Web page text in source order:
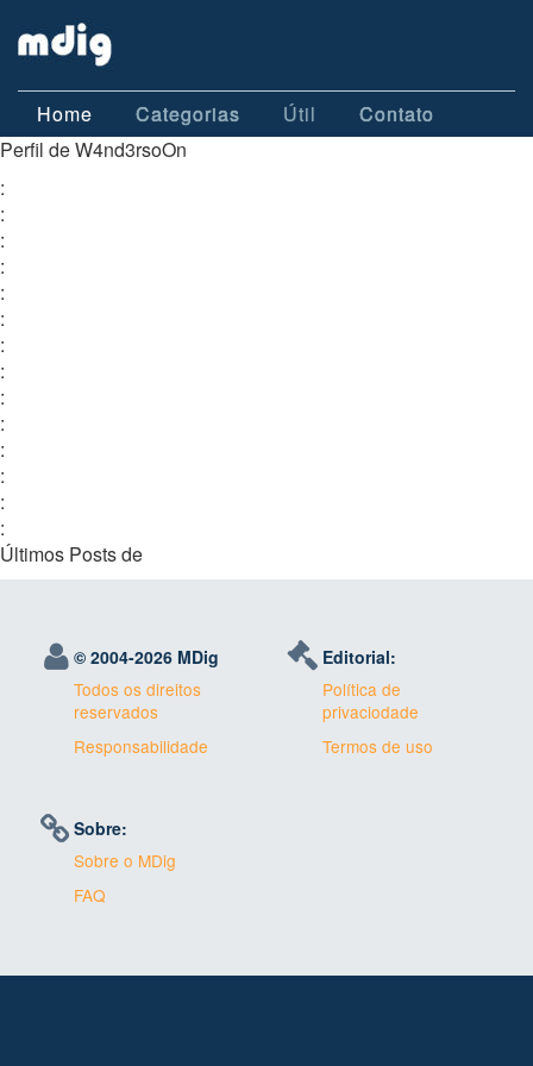
Home Categorias Útil
Contato
Perfil de W4nd3rsoOn
:
:
:
:
:
:
:
:
:
:
:
:
:
:
Últimos Posts de
© 2004-2026 MDig
Todos os direitos
reservados
Responsabilidade
Editorial:
Política de
privaciodade
Termos de uso
Sobre:
Sobre o MDig
FAQ